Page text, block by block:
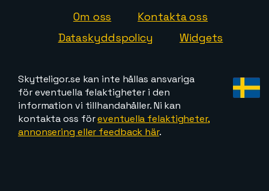
Om oss
Kontakta oss
Dataskyddspolicy
Widgets
Skytteligor.se kan inte hållas ansvariga
för eventuella felaktigheter i den
information vi tillhandahåller. Ni kan
kontakta oss föreventuella felaktigheter,
annonsering eller feedback här.